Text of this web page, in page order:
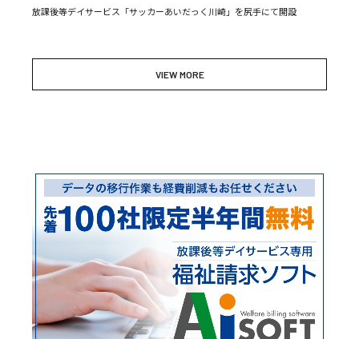
放課後等デイサービス「サッカーあいだっく川崎」を尻手にて開設
VIEW MORE